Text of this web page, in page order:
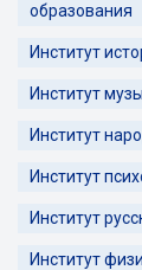
образования
Институт
Институт
Институт
Институт
Институт
Институт